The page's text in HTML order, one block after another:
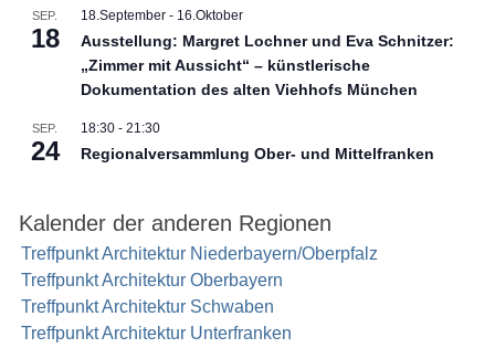
SEP.
18
18.September- 16.Oktober
Ausstellung: Margret Lochner und Eva Schnitzer:
„Zimmer mit Aussicht“ – künstlerische
Dokumentation des alten Viehhofs München
SEP.
24
18:30- 21:30
Regionalversammlung Ober- und Mittelfranken
Kalender der anderen Regionen
Treffpunkt Architektur Niederbayern/Oberpfalz
Treffpunkt Architektur Oberbayern
Treffpunkt Architektur Schwaben
Treffpunkt Architektur Unterfranken